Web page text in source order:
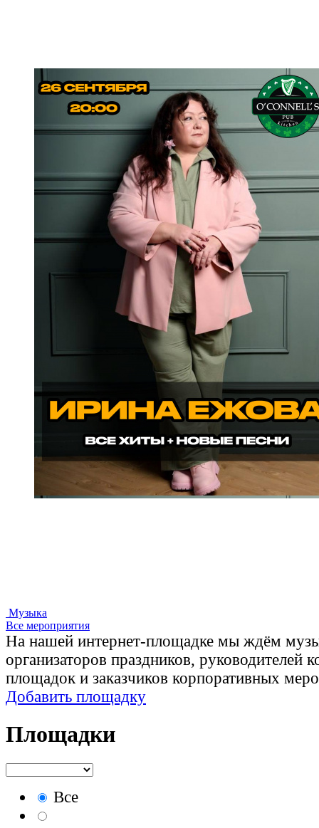
Музыка
Все мероприятия
На нашей интернет-площадке мы ждём
организаторов праздников, руководителей
площадок и заказчиков корпоративных
Добавить площадку
Площадки
Все